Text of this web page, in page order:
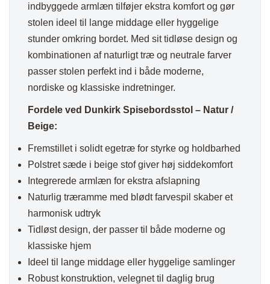
indbyggede armlæn tilføjer ekstra komfort og gør
stolen ideel til lange middage eller hyggelige
stunder omkring bordet. Med sit tidløse design og
kombinationen af naturligt træ og neutrale farver
passer stolen perfekt ind i både moderne,
nordiske og klassiske indretninger.
Fordele ved Dunkirk Spisebordsstol – Natur /
Beige:
Fremstillet i solidt egetræ for styrke og holdbarhed
Polstret sæde i beige stof giver høj siddekomfort
Integrerede armlæn for ekstra afslapning
Naturlig træramme med blødt farvespil skaber et
harmonisk udtryk
Tidløst design, der passer til både moderne og
klassiske hjem
Ideel til lange middage eller hyggelige samlinger
Robust konstruktion, velegnet til daglig brug